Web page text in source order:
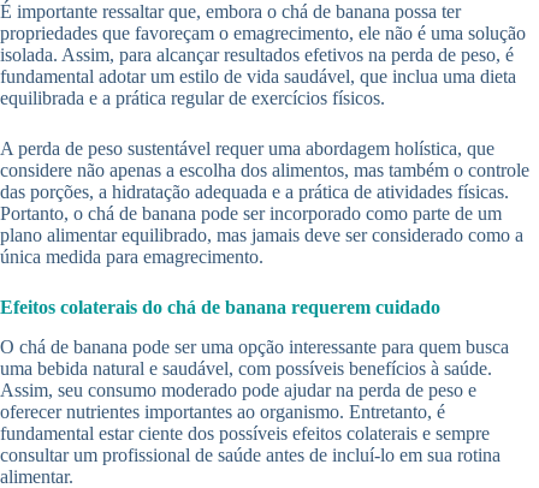
É importante ressaltar que, embora o chá de banana possa ter
propriedades que favoreçam o emagrecimento, ele não é uma solução
isolada. Assim, para alcançar resultados efetivos na perda de peso, é
fundamental adotar um estilo de vida saudável, que inclua uma dieta
equilibrada e a prática regular de exercícios físicos.
A perda de peso sustentável requer uma abordagem holística, que
considere não apenas a escolha dos alimentos, mas também o controle
das porções, a hidratação adequada e a prática de atividades físicas.
Portanto, o chá de banana pode ser incorporado como parte de um
plano alimentar equilibrado, mas jamais deve ser considerado como a
única medida para emagrecimento.
Efeitos colaterais do chá de banana requerem cuidado
O chá de banana pode ser uma opção interessante para quem busca
uma bebida natural e saudável, com possíveis benefícios à saúde.
Assim, seu consumo moderado pode ajudar na perda de peso e
oferecer nutrientes importantes ao organismo. Entretanto, é
fundamental estar ciente dos possíveis efeitos colaterais e sempre
consultar um profissional de saúde antes de incluí-lo em sua rotina
alimentar.